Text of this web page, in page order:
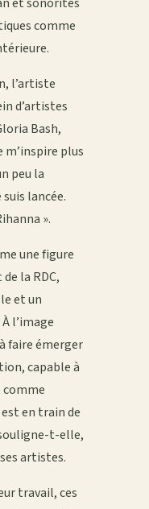
comme
l’artiste
d’artistes
Bash,
plus
peu la
lancée.
».
une figure
la RDC,
et un
l’image
faire émerger
capable à
comme
est en train de
t-elle,
artistes.
travail, ces